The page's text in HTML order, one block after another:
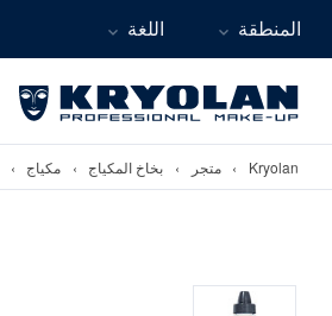
المنطقة اللغة
Kryolan
› متجر › بخاخ المكياج › مكياج ›